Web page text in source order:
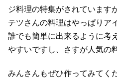
ジ料理の特集がされています
テツさんの料理はやっぱりア
誰でも簡単に出来るように考
やすいですし、さすが人気の
みんさんもぜひ作ってみてく